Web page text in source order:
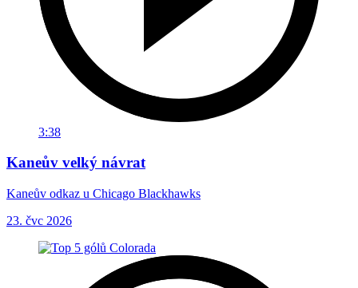
3:38
Kaneův velký návrat
Kaneův odkaz u Chicago Blackhawks
23. čvc 2026